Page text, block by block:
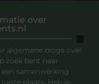
over
algemene blogs over
zoek bent naar
samenwerking
plaats. Heb je